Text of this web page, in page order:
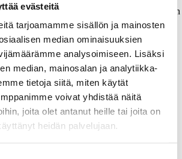
evästeitä
tarjoamamme sisällön ja mainosten
median ominaisuuksien
analysoimiseen. Lisäksi
median, mainosalan ja analytiikka-
tietoja siitä, miten käytät
voivat yhdistää näitä
joita olet antanut heille tai joita on
heidän palvelujaan.
ja kotisivuni tähän selaimeen
varten.
maksuvaihtoehtoja